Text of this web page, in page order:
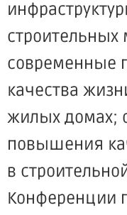
строительных
современные
качества
жилых домах;
повышения
в
Конференции